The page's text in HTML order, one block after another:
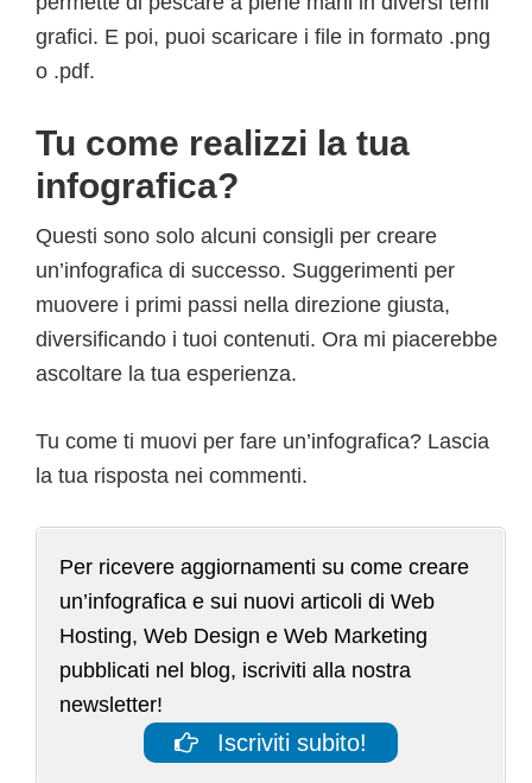
grafici. E poi, puoi scaricare i file in formato .png
o .pdf.
Tu come realizzi la tua
infografica?
Questi sono solo alcuni consigli per creare
un’infografica di successo. Suggerimenti per
muovere i primi passi nella direzione giusta,
diversificando i tuoi contenuti. Ora mi piacerebbe
ascoltare la tua esperienza.
Tu come ti muovi per fare un’infografica? Lascia
la tua risposta nei commenti.
Per ricevere aggiornamenti su come creare
un’infografica e sui nuovi articoli di Web
Hosting, Web Design e Web Marketing
pubblicati nel blog, iscriviti alla nostra
newsletter!
Iscriviti subito!